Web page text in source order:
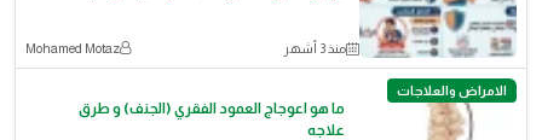
منذ 3 أشهر Mohamed Motaz
الامراض والعلاجات
ما هو اعوجاج العمود الفقري (الجنف) و طرق
علاجه